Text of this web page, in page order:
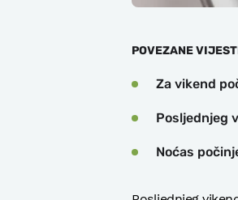
POVEZANE
Za vikend
Posljednjeg
Noćas